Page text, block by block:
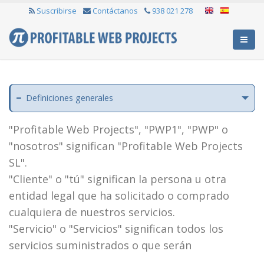
Suscribirse Contáctanos 938 021 278
Definiciones generales
"Profitable Web Projects", "PWP1", "PWP" o
"nosotros" significan "Profitable Web Projects
SL".
"Cliente" o "tú" significan la persona u otra
entidad legal que ha solicitado o comprado
cualquiera de nuestros servicios.
"Servicio" o "Servicios" significan todos los
servicios suministrados o que serán